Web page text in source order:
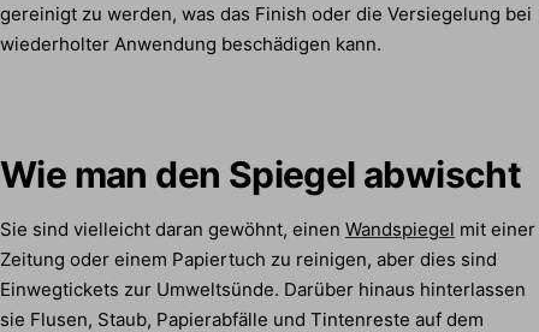
gereinigt zu werden, was das Finish oder die Versiegelung bei
wiederholter Anwendung beschädigen kann.
Wie man den Spiegel abwischt
Sie sind vielleicht daran gewöhnt, einen Wandspiegel mit einer
Zeitung oder einem Papiertuch zu reinigen, aber dies sind
Einwegtickets zur Umweltsünde. Darüber hinaus hinterlassen
sie Flusen, Staub, Papierabfälle und Tintenreste auf dem